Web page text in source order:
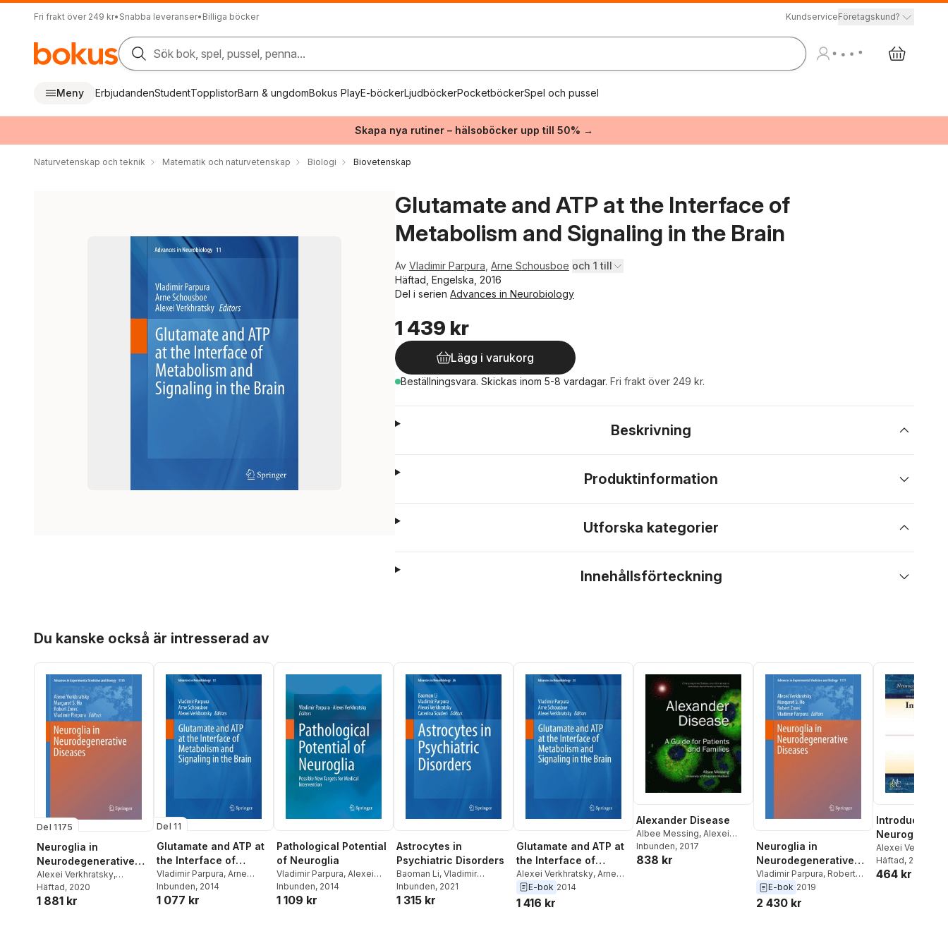
Fri frakt över 249 kr• Snabba leveranser• Billiga böcker KundserviceFöretagskund?
Sök bok, spel, pussel, penna...
Meny ErbjudandenStudentTopplistorBarn & ungdomBokus PlayE-böckerLjudböckerPocketböckerSpel och pussel
Skapa nya rutiner – hälsoböcker upp till 50% →
Naturvetenskap och teknik Matematik och naturvetenskap Biologi Biovetenskap
Glutamate and ATP at the Interface of
Metabolism and Signaling in the Brain
Av Vladimir Parpura Arne Schousboe och 1 till
Häftad, Engelska, 2016
Del i serien Advances in Neurobiology
1 439 kr
Lägg i varukorg
Beställningsvara. Skickas inom 5-8 vardagar. Fri frakt över 249 kr.
Beskrivning
Produktinformation
Utforska kategorier
Innehållsförteckning
Du kanske också är intresserad av
Del 1175
Neuroglia in
Neurodegenerative
Diseases
Alexei Verkhratsky,
Margaret S. Ho
Zorec, Vladimir Parpura
Häftad, 2020
1 881 kr
Del 11
Glutamate and ATP at
the Interface of
Metabolism and
Signaling in the Brain
Vladimir Parpura, Arne
Schousboe,Alexei
Verkhratsky
Inbunden, 2014
1 077 kr
Pathological Potential
of Neuroglia
Vladimir Parpura, Alexei
Verkhratsky
Inbunden, 2014
1 109 kr
Astrocytes in
Psychiatric Disorders
Baoman Li, Vladimir
Parpura,Alexei
Verkhratsky
Inbunden, 2021
1 315 kr
Glutamate and ATP at
the Interface of
Metabolism and
Signaling in the Brain
Alexei Verkhratsky, Arne
Schousboe,Vladimir
Parpura
E-bok 2014
1 416 kr
Alexander Disease
Albee Messing, Alexei
Verkhratsky,Vladimir
Parpura
Inbunden, 2017
838 kr
Neuroglia in
Neurodegenerative
Diseases
Vladimir Parpura, Robert
Zorec,Margaret S. Ho
Alexei Verkhratsky
E-bok 2019
2 430 kr
Introduction
Neuroglia
Alexei
Parpura
Häftad, 2014
464 kr